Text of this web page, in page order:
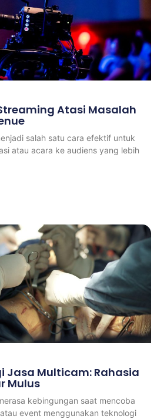
Atasi Masalah
salah satu cara efektif untuk
atau acara ke audiens yang lebih
Jasa Multicam: Rahasia
Mulus
kebingungan saat mencoba
event menggunakan teknologi